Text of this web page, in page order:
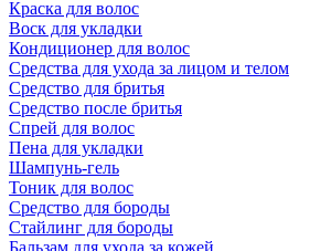
Краска для волос
Воск для укладки
Кондиционер для волос
Средства для ухода за лицом и телом
Средство для бритья
Средство после бритья
Спрей для волос
Пена для укладки
Шампунь-гель
Тоник для волос
Средство для бороды
Стайлинг для бороды
Бальзам для ухода за кожей